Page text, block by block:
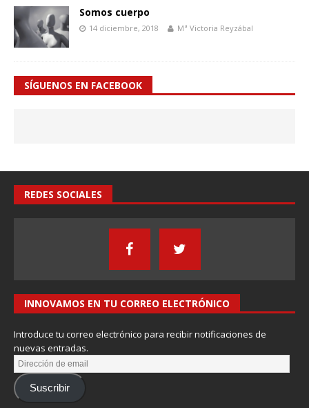
Somos cuerpo
14 diciembre, 2018 Mª Victoria Reyzábal
SÍGUENOS EN FACEBOOK
REDES SOCIALES
INNOVAMOS EN TU CORREO ELECTRÓNICO
Introduce tu correo electrónico para recibir notificaciones de
nuevas entradas.
Suscribir